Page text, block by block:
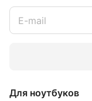
Для ноутбуков